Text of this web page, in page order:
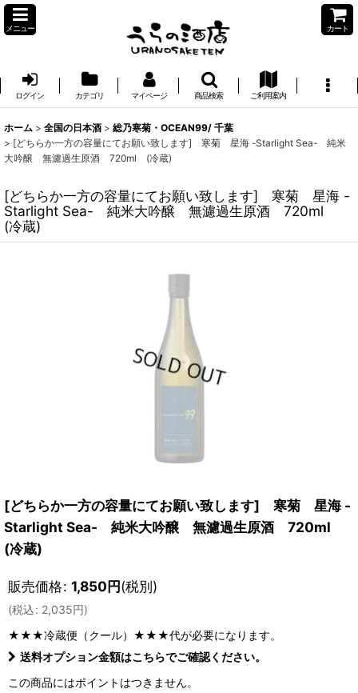
メニュー カート
ログイン カテゴリ マイページ 商品検索 ご利用案内
ホーム > 全国の日本酒 > 総乃寒菊・OCEAN99/ 千葉
> [どちらか一方の容量にてお願い致します] 寒菊 星海 -Starlight Sea- 純米
大吟醸 無濾過生原酒 720ml (冷蔵)
[どちらか一方の容量にてお願い致します] 寒菊 星海 -
Starlight Sea- 純米大吟醸 無濾過生原酒 720ml
(冷蔵)
[どちらか一方の容量にてお願い致します] 寒菊 星海 -
Starlight Sea- 純米大吟醸 無濾過生原酒 720ml
(冷蔵)
販売価格: 1,850円(税別)
(税込: 2,035円)
★★★冷蔵便（クール）★★★代が必要になります。
送料オプション金額はこちらでご確認ください。
この商品にはポイントはつきません。